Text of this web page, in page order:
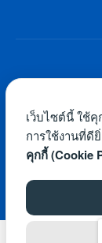
©2026
เว็บไซต์นี้ ใช้
การใช้งานที่ดี
คุกกี้ (Cookie